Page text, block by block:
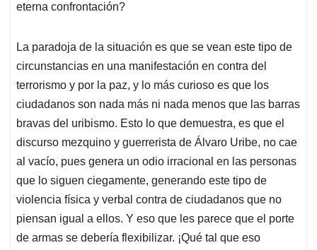
eterna confrontación?
La paradoja de la situación es que se vean este tipo de
circunstancias en una manifestación en contra del
terrorismo y por la paz, y lo más curioso es que los
ciudadanos son nada más ni nada menos que las barras
bravas del uribismo. Esto lo que demuestra, es que el
discurso mezquino y guerrerista de Álvaro Uribe, no cae
al vacío, pues genera un odio irracional en las personas
que lo siguen ciegamente, generando este tipo de
violencia física y verbal contra de ciudadanos que no
piensan igual a ellos. Y eso que les parece que el porte
de armas se debería flexibilizar. ¡Qué tal que eso